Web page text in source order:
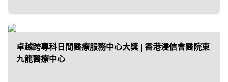
卓越跨專科日間醫療服務中心大獎 | 香港浸信會醫院東
九龍醫療中心